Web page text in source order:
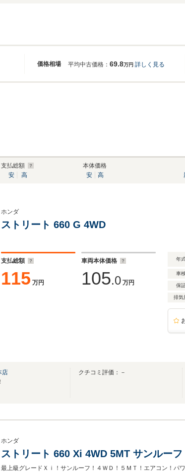
価格相場 平均中古価格： 69.8万円 詳しく見る
支払総額
安
高
本体価格
安
高
ホンダ
ストリート 660 G 4WD
支払総額
115 万円
車両本体価格
105.0 万円
年
車検
保
排気
店
クチコミ評価：－
ホンダ
ストリート 660 Xi 4WD 5MT サンルー
最上級グレードＸｉ！サンルーフ！４ＷＤ！５ＭＴ！エアコン！パ